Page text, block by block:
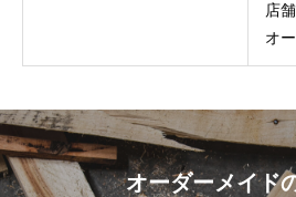
店
オ
オーダーメイド